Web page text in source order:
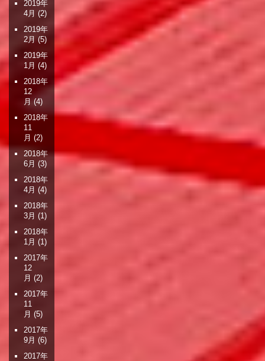
2019年
4月 (2)
2019年
2月 (5)
2019年
1月 (4)
2018年
12
月 (4)
2018年
11
月 (2)
2018年
6月 (3)
2018年
4月 (4)
2018年
3月 (1)
2018年
1月 (1)
2017年
12
月 (2)
2017年
11
月 (5)
2017年
9月 (6)
2017年